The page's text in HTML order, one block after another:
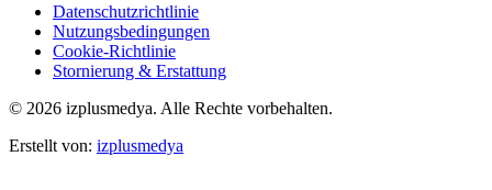
Datenschutzrichtlinie
Nutzungsbedingungen
Cookie-Richtlinie
Stornierung & Erstattung
© 2026 izplusmedya. Alle Rechte vorbehalten.
Erstellt von: izplusmedya